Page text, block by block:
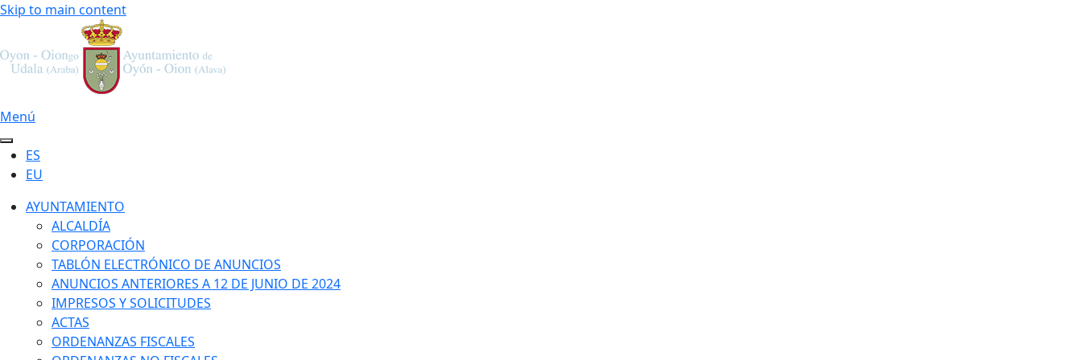
Skip to main content
Menú
ES
EU
AYUNTAMIENTO
ALCALDÍA
CORPORACIÓN
TABLÓN ELECTRÓNICO DE ANUNCIOS
ANUNCIOS ANTERIORES A 12 DE JUNIO DE 2024
IMPRESOS Y SOLICITUDES
ACTAS
ORDENANZAS FISCALES